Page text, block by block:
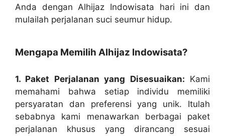
Anda dengan Alhijaz Indowisata hari ini dan
mulailah perjalanan suci seumur hidup.
Mengapa Memilih Alhijaz Indowisata?
1. Paket Perjalanan yang Disesuaikan: Kami
memahami bahwa setiap individu memiliki
persyaratan dan preferensi yang unik. Itulah
sebabnya kami menawarkan berbagai paket
perjalanan khusus yang dirancang sesuai